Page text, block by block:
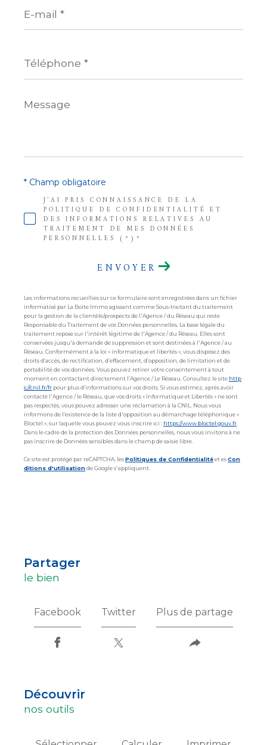
mail
*
*
Message
*
J'AI PRIS CONNAISSANCE DE LA
POLITIQUE DE CONFIDENTIALITÉ ET
DES INFORMATIONS RELATIVES AU
TRAITEMENT DE MES DONNÉES
PERSONNELLES (*)*
* Champ obligatoire
ENVOYER
Les informations recueillies sur ce formulaire sont enregistrées dans un fichier
informatisé par La Boite Immo agissant comme Sous-traitant du traitement
pour la gestion de la clientèle/prospects de l'Agence / du Réseau qui reste
Responsable du Traitement de vos Données personnelles. La base légale du
traitement repose sur l'intérêt légitime de l'Agence / du Réseau. Elles sont
conservées jusqu'à demande de suppression et sont destinées à l'Agence / au
Réseau. Conformément à la loi « informatique et libertés », vous disposez des
droits d’accès, de rectification, d’effacement, d’opposition, de limitation et de
portabilité de vos données. Vous pouvez retirer votre consentement à tout
moment en contactant directement l’Agence / Le Réseau. Consultez le site http
s://cnil.fr/fr pour plus d’informations sur vos droits. Si vous estimez, après avoir
contacté l'Agence / le Réseau, que vos droits « Informatique et Libertés » ne sont
pas respectés, vous pouvez adresser une réclamation à la CNIL. Nous vous
informons de l’existence de la liste d'opposition au démarchage téléphonique «
Bloctel », sur laquelle vous pouvez vous inscrire ici : https://www.bloctel.gouv.fr
Dans le cadre de la protection des Données personnelles, nous vous invitons à ne
pas inscrire de Données sensibles dans le champ de saisie libre.
Ce site est protégé par reCAPTCHA, lesPolitiques de Confidentialitéet esCon
ditions d'utilisationde Google s'appliquent.
partager
le bien
Facebook Twitter Plus de partage
découvrir
nos outils